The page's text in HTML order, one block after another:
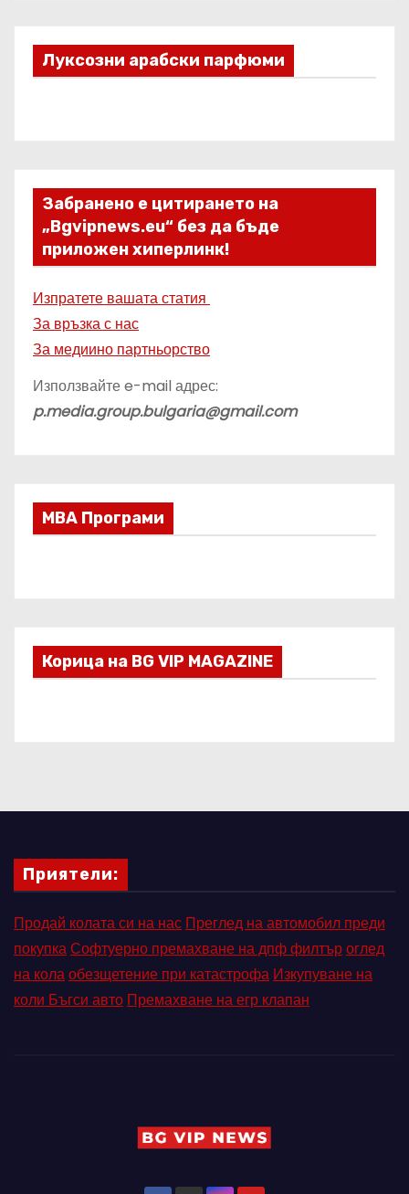
Луксозни арабски парфюми
Забранено е цитирането на
„Bgvipnews.eu“ без да бъде
приложен хиперлинк!
Изпратете вашата статия
За връзка с нас
За медиино партньорство
Използвайте e-mail адрес:
p.media.group.bulgaria@gmail.com
МВА Програми
Корица на BG VIP MAGAZINE
Приятели:
Продай колата си на нас Преглед на автомобил преди
покупкаСофтуерно премахване на дпф филтъроглед
на колаобезщетение при катастрофа Изкупуване на
коли Бъгси авто Премахване на егр клапан